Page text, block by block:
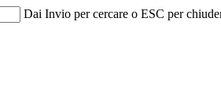
Dai Invio per cercare o ESC per